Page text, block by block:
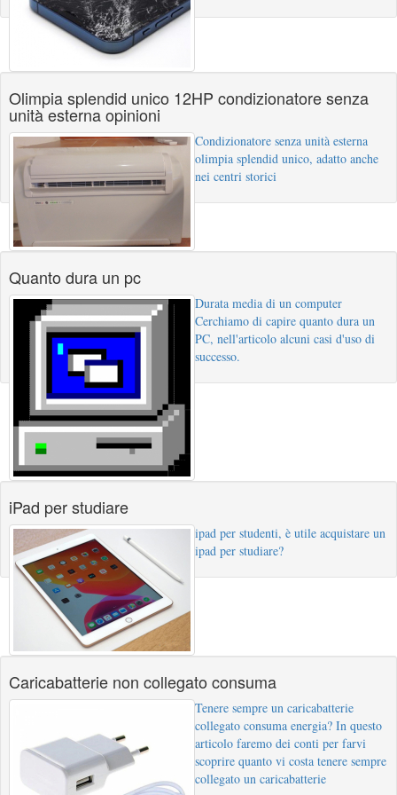
Olimpia splendid unico 12HP condizionatore senza
unità esterna opinioni
Condizionatore senza unità esterna
olimpia splendid unico, adatto anche
nei centri storici
Quanto dura un pc
Durata media di un computer
Cerchiamo di capire quanto dura un
PC, nell'articolo alcuni casi d'uso di
successo.
iPad per studiare
ipad per studenti, è utile acquistare un
ipad per studiare?
Caricabatterie non collegato consuma
Tenere sempre un caricabatterie
collegato consuma energia? In questo
articolo faremo dei conti per farvi
scoprire quanto vi costa tenere sempre
collegato un caricabatterie